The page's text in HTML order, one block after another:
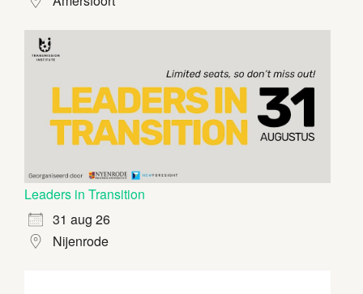
Leaders in Transition
31 aug 26
Nijenrode